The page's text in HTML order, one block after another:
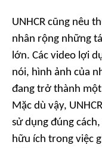
UNHCR cũng nêu
nhân rộng những
lớn. Các video lợi
nói, hình ảnh của
đang trở thành
Mặc dù vậy,
sử dụng đúng
hữu ích trong việc